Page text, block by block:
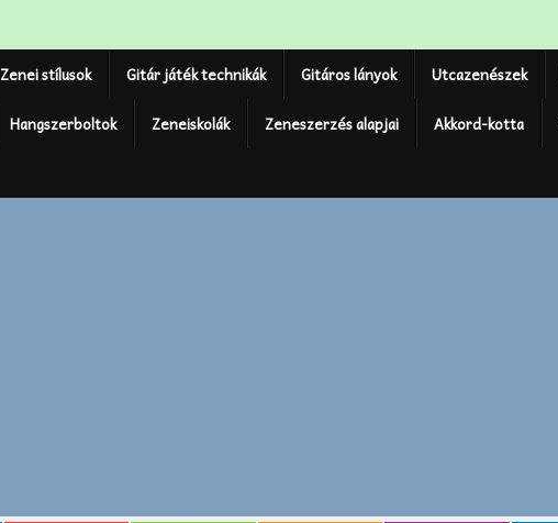
Zenei stílusok Gitár játék technikák Gitáros lányok Utcazenészek
Hangszerboltok Zeneiskolák Zeneszerzés alapjai Akkord-kotta